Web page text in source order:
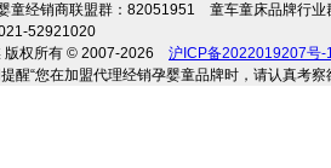
童经销商联盟群：82051951 童车童床品牌行
52921020
权所有 © 2007-2026 沪ICP备2022019207号-
醒“您在加盟代理经销孕婴童品牌时，请认真考